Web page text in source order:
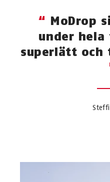
MoDrop
under hela
superlätt och